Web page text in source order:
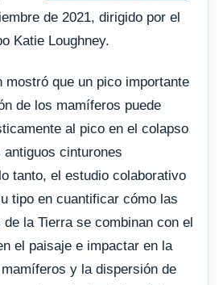
de 2021, dirigido por el
Katie Loughney.
mostró que un pico importante
de los mamíferos puede
al pico en el colapso
cinturones
tanto, el estudio colaborativo
tipo en cuantificar cómo las
la Tierra se combinan con el
el paisaje e impactar en la
y la dispersión de